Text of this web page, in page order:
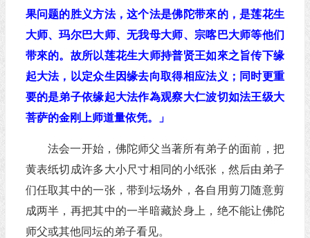
果问题的胜义方法，这个法是佛陀带來的，是莲花生
大师、玛尔巴大师、无我母大师、宗喀巴大师等他们
带來的。故所以莲花生大师持普贤王如來之旨传下缘
起大法，以定众生因缘去向取得相应法义；同时更重
要的是弟子依缘起大法作為观察大仁波切如法王级大
菩萨的金刚上师道量依凭。」
法会一开始，佛陀师父当著所有弟子的面前，把
黄表纸切成许多大小尺寸相同的小纸张，然后由弟子
们任取其中的一张，带到坛场外，各自用剪刀随意剪
成两半，再把其中的一半暗藏於身上，绝不能让佛陀
师父或其他同坛的弟子看见。